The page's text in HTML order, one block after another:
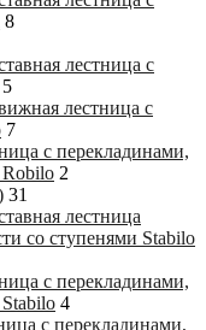
8
лестница с
5
лестница с
7
с перекладинами,
Robilo 2
31
лестница
со ступенями Stabilo
с перекладинами,
4
с перекладинами,